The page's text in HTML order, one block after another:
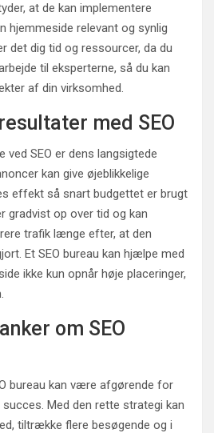
at de kan implementere
hjemmeside relevant og synlig
det dig tid og ressourcer, da du
til eksperterne, så du kan
af din virksomhed.
med SEO
SEO er dens langsigtede
kan give øjeblikkelige
effekt så snart budgettet er brugt
gradvist op over tid og kan
trafik længe efter, at den
Et SEO bureau kan hjælpe med
ikke kun opnår høje placeringer,
om SEO
bureau kan være afgørende for
Med den rette strategi kan
tiltrække flere besøgende og i